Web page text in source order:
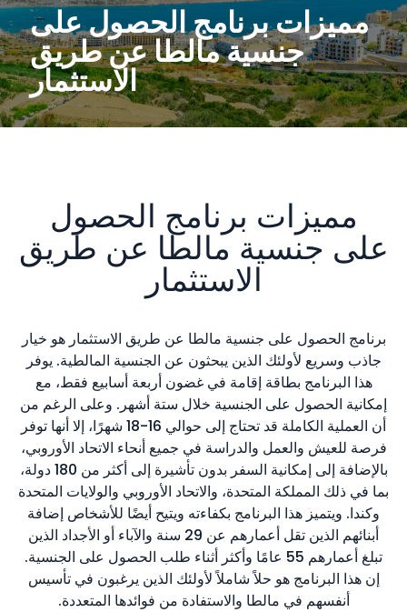
مميزات برنامج الحصول على
جنسية مالطا عن طريق
الاستثمار
مميزات برنامج الحصول
على جنسية مالطا عن طريق
الاستثمار
برنامج الحصول على جنسية مالطا عن طريق الاستثمار هو خيار
جاذب وسريع لأولئك الذين يبحثون عن الجنسية المالطية. يوفر
هذا البرنامج بطاقة إقامة في غضون أربعة أسابيع فقط، مع
إمكانية الحصول على الجنسية خلال ستة أشهر. وعلى الرغم من
أن العملية الكاملة قد تحتاج إلى حوالي 16-18 شهرًا، إلا أنها توفر
فرصة للعيش والعمل والدراسة في جميع أنحاء الاتحاد الأوروبي،
بالإضافة إلى إمكانية السفر بدون تأشيرة إلى أكثر من 180 دولة،
بما في ذلك المملكة المتحدة، والاتحاد الأوروبي والولايات المتحدة
وكندا. ويتميز هذا البرنامج بكفاءته ويتيح أيضًا للأشخاص إضافة
أبنائهم الذين تقل أعمارهم عن 29 سنة والآباء أو الأجداد الذين
تبلغ أعمارهم 55 عامًا وأكثر أثناء طلب الحصول على الجنسية.
إن هذا البرنامج هو حلاً شاملاً لأولئك الذين يرغبون في تأسيس
أنفسهم في مالطا والاستفادة من فوائدها المتعددة.